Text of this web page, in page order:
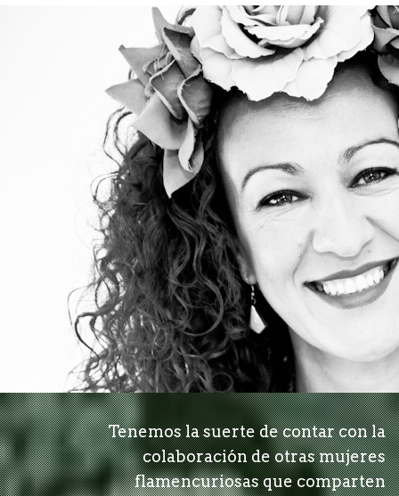
Tenemos la suerte de contar con la
colaboración de otras mujeres
flamencuriosas que comparten